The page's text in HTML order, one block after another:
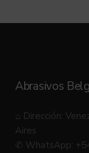
Abrasivos
⌂ Dirección:
Aires
✆ WhatsApp: